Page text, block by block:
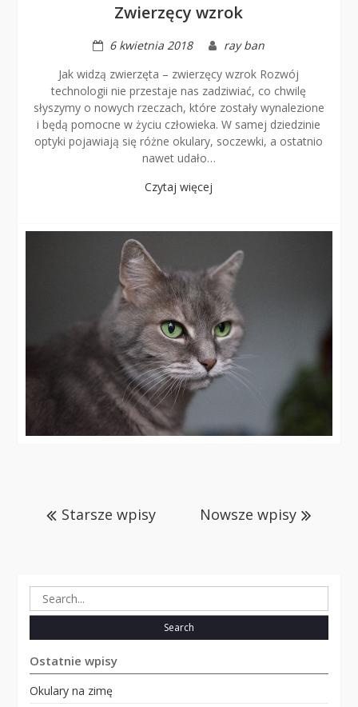
Zwierzęcy wzrok
6 kwietnia 2018
ray ban
Jak widzą zwierzęta – zwierzęcy wzrok Rozwój
technologii nie przestaje nas zadziwiać, co chwilę
słyszymy o nowych rzeczach, które zostały wynalezione
i będą pomocne w życiu człowieka. W samej dziedzinie
optyki pojawiają się różne okulary, soczewki, a ostatnio
nawet udało…
Czytaj więcej
Starsze wpisy Nowsze wpisy
Search
for:
Ostatnie wpisy
Okulary na zimę